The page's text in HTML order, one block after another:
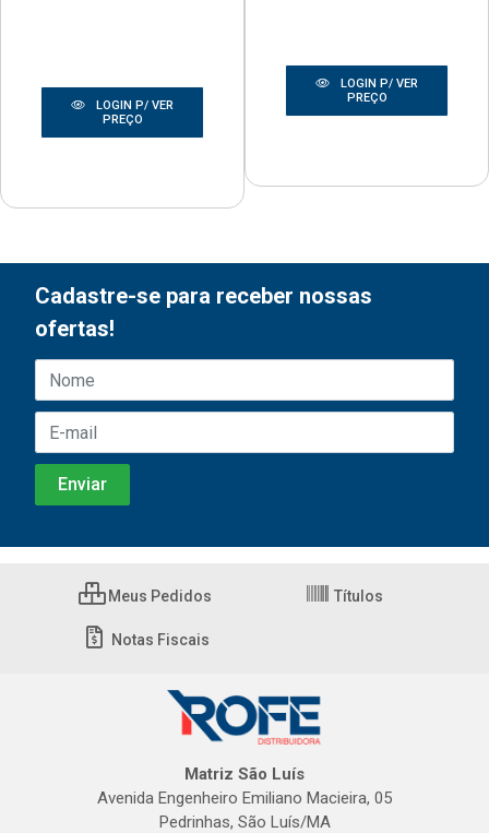
LOGIN P/ VER
PREÇO
LOGIN P/ VER
PREÇO
Cadastre-se para receber nossas
ofertas!
Meus Pedidos Títulos
Notas Fiscais
Matriz São Luís
Avenida Engenheiro Emiliano Macieira, 05
Pedrinhas, São Luís/MA